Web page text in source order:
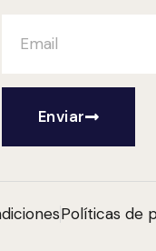
Enviar
Políticas de